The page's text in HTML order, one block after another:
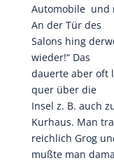
Automobile und
An der Tür des
Salons hing
wieder!“ Das
dauerte aber oft
quer über die
Insel z. B. auch
Kurhaus. Man
reichlich Grog
mußte man